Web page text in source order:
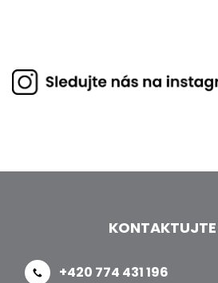
+420 774 431 196